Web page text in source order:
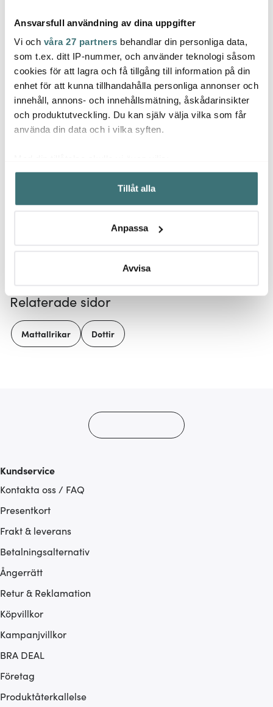
Ansvarsfull användning av dina uppgifter
Vi och våra 27 partners behandlar din personliga data,
som t.ex. ditt IP-nummer, och använder teknologi såsom
cookies för att lagra och få tillgång till information på din
enhet för att kunna tillhandahålla personliga annonser och
innehåll, annons- och innehållsmätning, åskådarinsikter
och produktutveckling. Du kan själv välja vilka som får
använda din data och i vilka syften.
Samla in information om din geografiska plats som
kan ha en noggrannhet på upp till flera meter
Identifiera din enhet genom att aktivt skanna den för
Ta reda på mer om hur dina personliga uppgifter
Du kan ändra eller dra tillbaka ditt samtycke när som
Vi använder cookies för att innehållet och annonserna
ska anpassas efter det som vi tror att du tycker om. Det
gör också att vi kan analysera vår trafik och göra
Tillåt alla
Anpassa
Avvisa
Dottir
Pipanella ljushållare
vägg 11,5 cm midnight
519 kr
Dottir
Pipanella Lines vas 15
cm grön
469 kr
Låt dig inspireras av våra kunder
Relaterade sidor
Mattallrikar Dottir
Kundservice
Kontakta oss / FAQ
Presentkort
Frakt & leverans
Betalningsalternativ
Ångerrätt
Retur & Reklamation
Köpvillkor
Kampanjvillkor
BRA DEAL
Företag
Produktåterkallelse